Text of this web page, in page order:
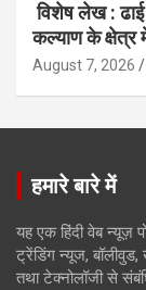
विशेष लेख : ढाई
कल्याण के क्षेत्र
August 7, 2026
हमारे बारे में
यह एक हिंदी वेब न्यूज़
ट्रेंडिंग न्यूज,
तथा टेक्नोलॉजी से